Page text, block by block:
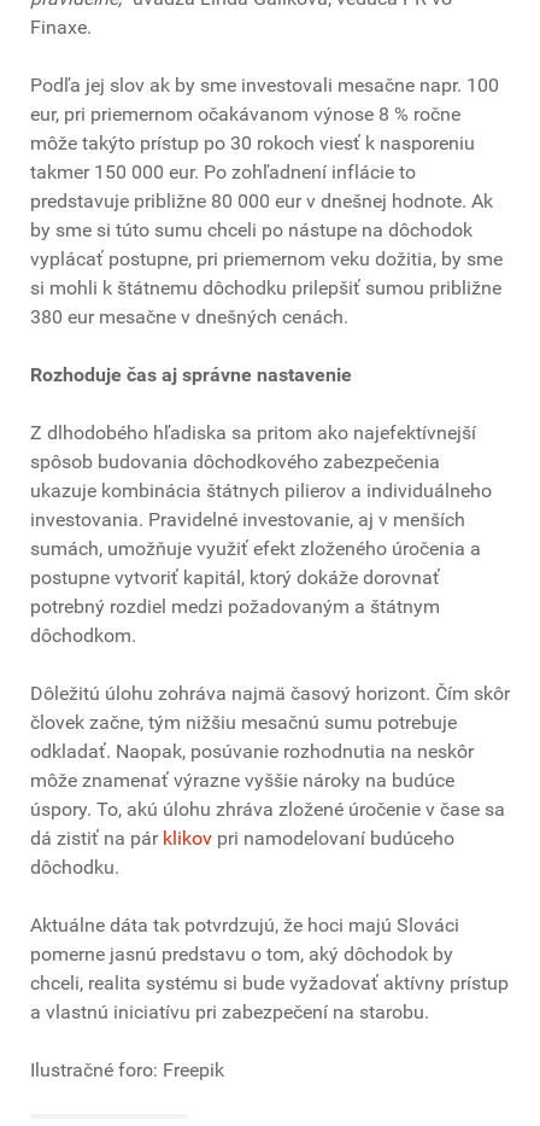
Finaxe.
Podľa jej slov ak by sme investovali mesačne napr. 100
eur, pri priemernom očakávanom výnose 8 % ročne
môže takýto prístup po 30 rokoch viesť k nasporeniu
takmer 150 000 eur. Po zohľadnení inflácie to
predstavuje približne 80 000 eur v dnešnej hodnote. Ak
by sme si túto sumu chceli po nástupe na dôchodok
vyplácať postupne, pri priemernom veku dožitia, by sme
si mohli k štátnemu dôchodku prilepšiť sumou približne
380 eur mesačne v dnešných cenách.
Rozhoduje čas aj správne nastavenie
Z dlhodobého hľadiska sa pritom ako najefektívnejší
spôsob budovania dôchodkového zabezpečenia
ukazuje kombinácia štátnych pilierov a individuálneho
investovania. Pravidelné investovanie, aj v menších
sumách, umožňuje využiť efekt zloženého úročenia a
postupne vytvoriť kapitál, ktorý dokáže dorovnať
potrebný rozdiel medzi požadovaným a štátnym
dôchodkom.
Dôležitú úlohu zohráva najmä časový horizont. Čím skôr
človek začne, tým nižšiu mesačnú sumu potrebuje
odkladať. Naopak, posúvanie rozhodnutia na neskôr
môže znamenať výrazne vyššie nároky na budúce
úspory. To, akú úlohu zhráva zložené úročenie v čase sa
dá zistiť na pár klikov pri namodelovaní budúceho
dôchodku.
Aktuálne dáta tak potvrdzujú, že hoci majú Slováci
pomerne jasnú predstavu o tom, aký dôchodok by
chceli, realita systému si bude vyžadovať aktívny prístup
a vlastnú iniciatívu pri zabezpečení na starobu.
Ilustračné foro: Freepik